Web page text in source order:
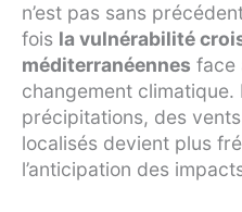
n’est pas sans
fois la vulnérabilité
méditerranéennes face
changement climatique.
précipitations, des
localisés devient plus
l’anticipation des